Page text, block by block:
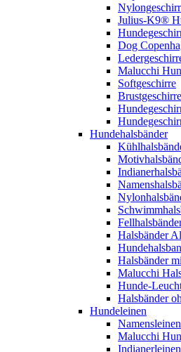
Julius-K9®
Dog
Malucchi
Softgeschirre
Brustgeschirre
Hundehalsbänder
Halsbänder
Halsbänder
Malucchi
Hunde-
Halsbänder
Hundeleinen
Namensleinen
Malucchi
Indianerleinen